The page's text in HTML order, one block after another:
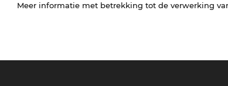
Meer informatie met betrekking tot de verwerking